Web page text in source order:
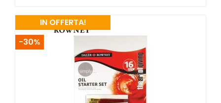
IN OFFERTA!
-30%